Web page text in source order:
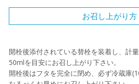
お召し上がり方
開栓後添付されている替栓を装着し、計
50mlを目安にお召し上がり下さい。
開栓後はフタを完全に閉め、必ず冷蔵庫